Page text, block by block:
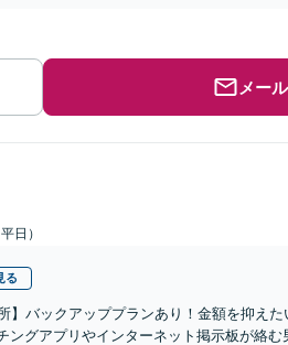
メー
日）
る
】バックアッププランあり！金額を抑え
ングアプリやインターネット掲示板が絡